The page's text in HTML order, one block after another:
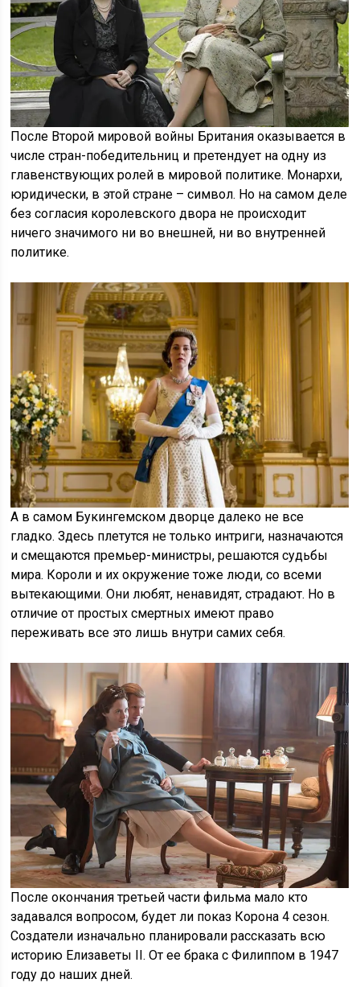
После Второй мировой войны Британия оказывается в
числе стран-победительниц и претендует на одну из
главенствующих ролей в мировой политике. Монархи,
юридически, в этой стране – символ. Но на самом деле
без согласия королевского двора не происходит
ничего значимого ни во внешней, ни во внутренней
политике.
А в самом Букингемском дворце далеко не все
гладко. Здесь плетутся не только интриги, назначаются
и смещаются премьер-министры, решаются судьбы
мира. Короли и их окружение тоже люди, со всеми
вытекающими. Они любят, ненавидят, страдают. Но в
отличие от простых смертных имеют право
переживать все это лишь внутри самих себя.
После окончания третьей части фильма мало кто
задавался вопросом, будет ли показ Корона 4 сезон.
Создатели изначально планировали рассказать всю
историю Елизаветы II. От ее брака с Филиппом в 1947
году до наших дней.